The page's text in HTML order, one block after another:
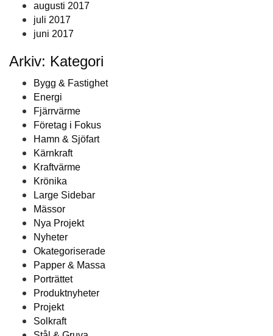
augusti 2017
juli 2017
juni 2017
Arkiv: Kategori
Bygg & Fastighet
Energi
Fjärrvärme
Företag i Fokus
Hamn & Sjöfart
Kärnkraft
Kraftvärme
Krönika
Large Sidebar
Mässor
Nya Projekt
Nyheter
Okategoriserade
Papper & Massa
Porträttet
Produktnyheter
Projekt
Solkraft